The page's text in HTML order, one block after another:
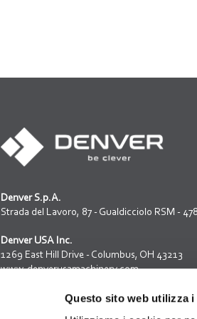
Questo sito web utilizza i
Denver S.p.A.
Strada del Lavoro, 87 - Gualdicciolo RSM -
Denver USA Inc.
1269 East Hill Drive - Columbus, OH 43213
www.denverusamachinery.com
Iscrizione reg. società della R.S.M. N.1312